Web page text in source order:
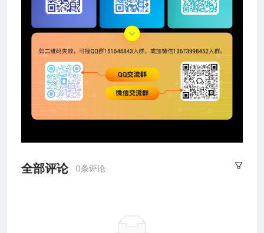
全部评论 0条评论